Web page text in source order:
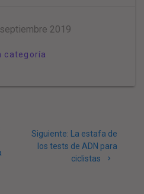
2019
categoría
Siguiente: Siguiente
post:
La estafa de
los tests de ADN para
ciclistas